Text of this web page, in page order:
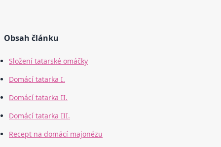
Obsah článku
Složení tatarské omáčky
Domácí tatarka I.
Domácí tatarka II.
Domácí tatarka III.
Recept na domácí majonézu